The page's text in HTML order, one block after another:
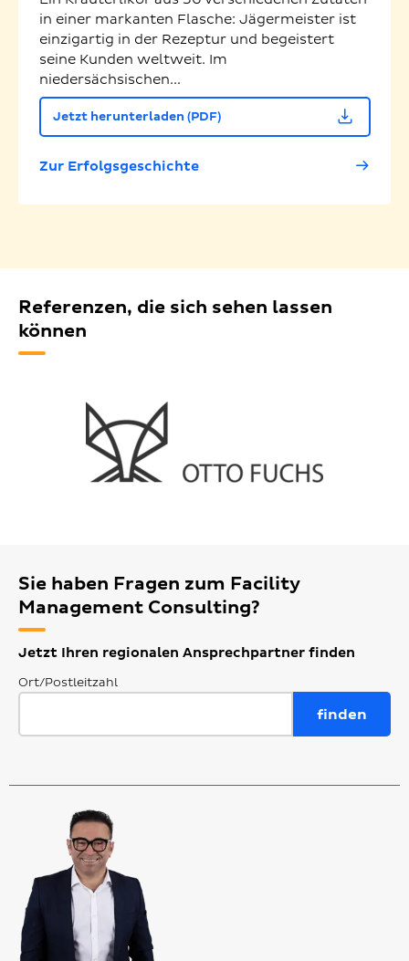
in einer markanten Flasche: Jägermeister ist
einzigartig in der Rezeptur und begeistert
seine Kunden weltweit. Im
niedersächsischen...
Jetzt herunterladen (PDF)
Zur Erfolgsgeschichte
Referenzen, die sich sehen lassen
können
Sie haben Fragen zum Facility
Management Consulting?
Jetzt Ihren regionalen Ansprechpartner finden
Ort/Postleitzahl